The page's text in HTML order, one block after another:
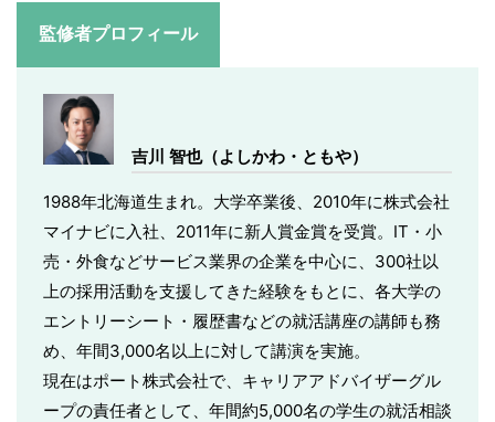
監修者プロフィール
吉川 智也（よしかわ・ともや）
1988年北海道生まれ。大学卒業後、2010年に株式会社
マイナビに入社、2011年に新人賞金賞を受賞。IT・小
売・外食などサービス業界の企業を中心に、300社以
上の採用活動を支援してきた経験をもとに、各大学の
エントリーシート・履歴書などの就活講座の講師も務
め、年間3,000名以上に対して講演を実施。
現在はポート株式会社で、キャリアアドバイザーグル
ープの責任者として、年間約5,000名の学生の就活相談